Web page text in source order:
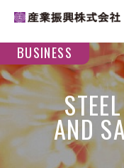
BUSINESS
AND